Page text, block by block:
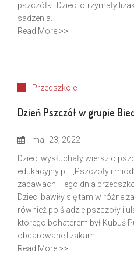
pszczółki. Dzieci otrzymały
sadzenia.
Read More >>
Przedszkole
Dzień Pszczół w grupie
maj 23, 2022
Dzieci wysłuchały wiersz o
edukacyjny pt. ,,Pszczoły i
zabawach. Tego dnia
Dzieci bawiły się tam w różne
również po śladzie pszczoły i
którego bohaterem był Kubuś
obdarowane lizakami...
Read More >>